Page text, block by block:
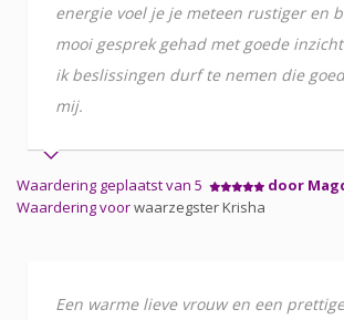
energie voel je je meteen rustiger en
mooi gesprek gehad met goede
ik beslissingen durf te nemen die
mij.
Waardering geplaatst van 5
door
Waardering voorwaarzegster Krisha
Een warme lieve vrouw en een